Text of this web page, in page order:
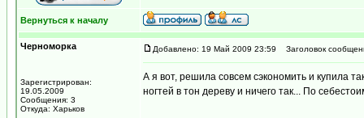
Вернуться к началу
Черноморка
Зарегистрирован:
19.05.2009
Сообщения: 3
Откуда: Харьков
Добавлено: 19 Май 2009 23:59 Заголовок
А я вот, решила совсем сэкономить и купила
ногтей в тон дереву и ничего так... По